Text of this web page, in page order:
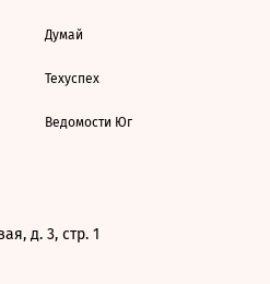
Думай
Техуспех
Ведомости Юг
д. 3, стр. 1